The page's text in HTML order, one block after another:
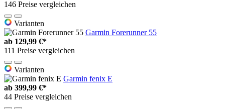
146 Preise vergleichen
Varianten
Garmin Forerunner 55
ab 129,99 €*
111 Preise vergleichen
Varianten
Garmin fenix E
ab 399,99 €*
44 Preise vergleichen